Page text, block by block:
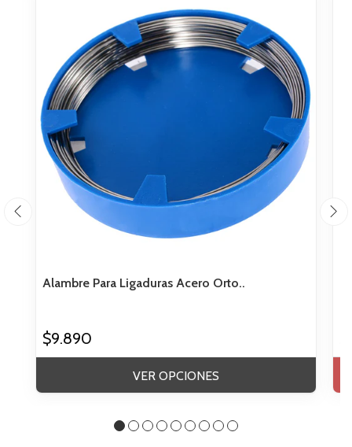
Alambre Para Ligaduras Acero Orto..
$9.890
VER OPCIONES